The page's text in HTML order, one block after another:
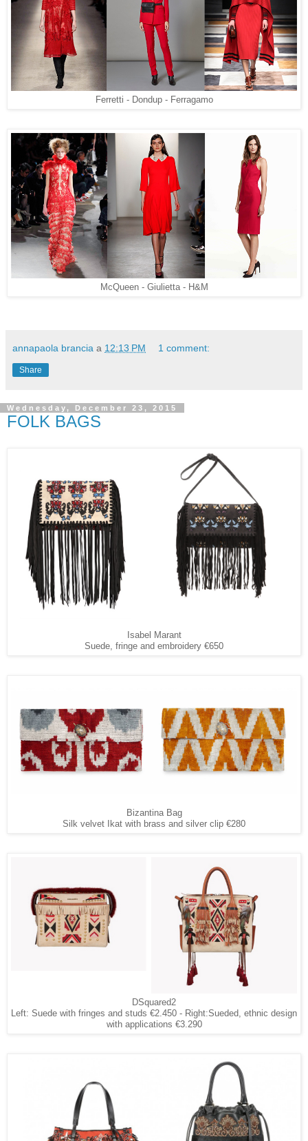
Ferretti - Dondup - Ferragamo
McQueen - Giulietta - H&M
annapaola brancia a 12:13 PM 1 comment:
Share
Wednesday, December 23, 2015
FOLK BAGS
Isabel Marant
Suede, fringe and embroidery €650
Bizantina Bag
Silk velvet Ikat with brass and silver clip €280
DSquared2
Left: Suede with fringes and studs €2.450 - Right:Sueded, ethnic design
with applications €3.290